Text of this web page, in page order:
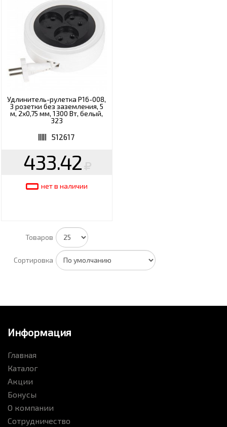
Удлинитель-рулетка Р16-008,
3 розетки без заземления, 5
м, 2х0,75 мм, 1300 Вт, белый,
323
512617
433.42
нет в наличии
Товаров
Сортировка
Информация
Главная
Каталог
Акции
Бонусы
О компании
Сотрудничество